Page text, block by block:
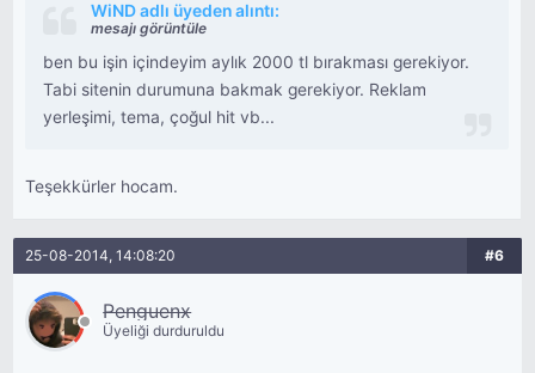
WiND adlı üyeden alıntı:
mesajı görüntüle
ben bu işin içindeyim aylık 2000 tl bırakması gerekiyor.
Tabi sitenin durumuna bakmak gerekiyor. Reklam
yerleşimi, tema, çoğul hit vb...
Teşekkürler hocam.
25-08-2014, 14:08:20 #6
Penguenx
Üyeliği durduruldu